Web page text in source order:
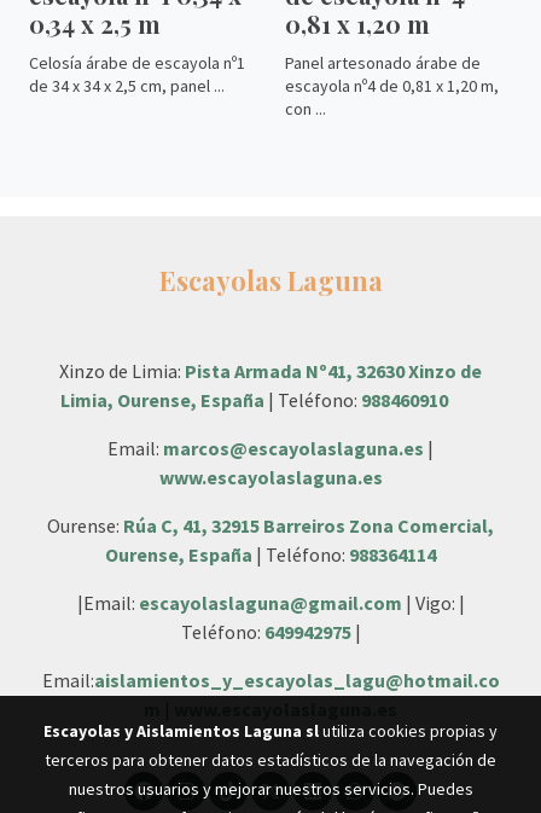
0,34 x 2,5 m
Celosía árabe de escayola nº1
de 34 x 34 x 2,5 cm, panel ...
0,81 x 1,20 m
Panel artesonado árabe de
escayola nº4 de 0,81 x 1,20 m,
con ...
Escayolas Laguna
Xinzo de Limia: Pista Armada Nº41, 32630 Xinzo de
Limia, Ourense, España | Teléfono: 988460910
Email: marcos@escayolaslaguna.es |
www.escayolaslaguna.es
Ourense: Rúa C, 41, 32915 Barreiros Zona Comercial,
Ourense, España | Teléfono: 988364114
|Email: escayolaslaguna@gmail.com | Vigo: |
Teléfono: 649942975|
Email:aislamientos_y_escayolas_lagu@hotmail.co
Escayolas y Aislamientos Laguna slutiliza cookies propias y
terceros para obtener datos estadísticos de la navegación de
nuestros usuarios y mejorar nuestros servicios. Puedes